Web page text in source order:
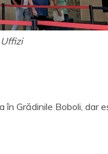
Grădinile Boboli, dar